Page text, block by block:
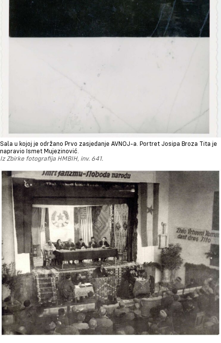
Sala u kojoj je održano Prvo zasjedanje AVNOJ-a. Portret Josipa Broza Tita je
napravio Ismet Mujezinović.
Iz Zbirke fotografija HMBIH, inv. 641.